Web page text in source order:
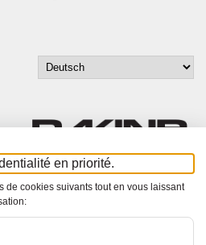
© Bucher+Walt 2011-2026
en priorité.
de cookies suivants tout en vous laissant